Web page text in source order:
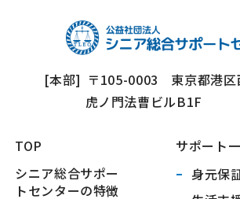
[本部] 〒105-0003 東京都港区
虎ノ門法曹ビルB1F
TOP
シニア総合サポー
トセンターの特徴
サポート
身元保